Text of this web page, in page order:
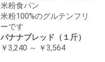
米粉食パン
米粉100%のグルテンフリ
ーです
バナナブレッド（１斤）
￥3,240 ～ ￥3,564